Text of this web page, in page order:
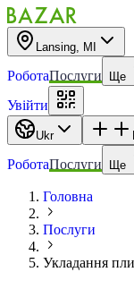
Lansing, MI
РоботаПослуги Ще
Увійти
Ukr
РоботаПослуги Ще
Головна
Послуги
Укладання